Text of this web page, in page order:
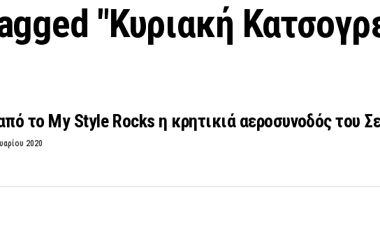
"Κυριακή
το My Style Rocks η κρητικιά αεροσυνοδός του
2020